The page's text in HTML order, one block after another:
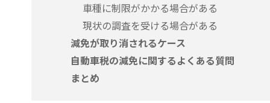
車種に制限がかかる場合がある
現状の調査を受ける場合がある
減免が取り消されるケース
自動車税の減免に関するよくある質問
まとめ